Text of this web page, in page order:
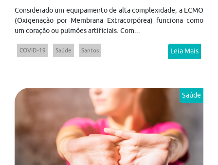
Considerado um equipamento de alta complexidade, a ECMO
(Oxigenação por Membrana Extracorpórea) funciona como
um coração ou pulmões artificiais. Com...
COVID-19 Saúde Santos Leia Mais
Saúde